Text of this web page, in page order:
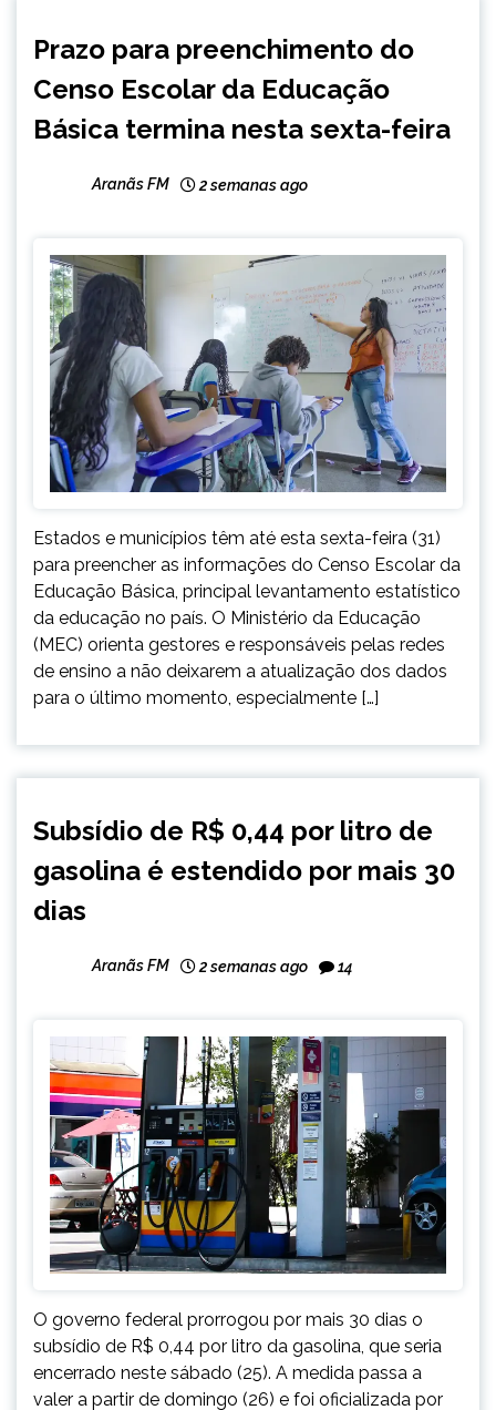
NOTÍCIAS
Prazo para preenchimento do
Censo Escolar da Educação
Básica termina nesta sexta-feira
Aranãs FM 2 semanas ago
Estados e municípios têm até esta sexta-feira (31)
para preencher as informações do Censo Escolar da
Educação Básica, principal levantamento estatístico
da educação no país. O Ministério da Educação
(MEC) orienta gestores e responsáveis pelas redes
de ensino a não deixarem a atualização dos dados
para o último momento, especialmente […]
NOTÍCIAS
Subsídio de R$ 0,44 por litro de
gasolina é estendido por mais 30
dias
Aranãs FM 2 semanas ago 14
O governo federal prorrogou por mais 30 dias o
subsídio de R$ 0,44 por litro da gasolina, que seria
encerrado neste sábado (25). A medida passa a
valer a partir de domingo (26) e foi oficializada por